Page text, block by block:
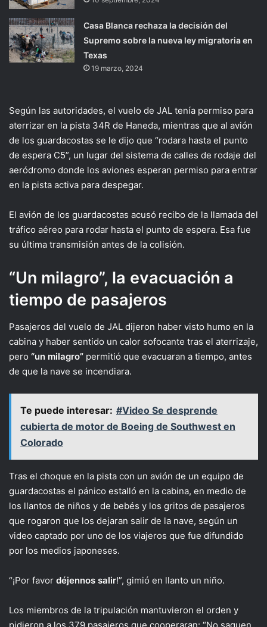
Casa Blanca rechaza la decisión del
Supremo sobre la nueva ley migratoria en
Texas
19 marzo, 2024
Según las autoridades, el vuelo de JAL tenía permiso para
aterrizar en la pista 34R de Haneda, mientras que al avión
de los guardacostas se le dijo que “rodara hasta el punto
de espera C5”, un lugar del sistema de calles de rodaje del
aeródromo donde los aviones esperan permiso para entrar
en la pista activa para despegar.
El avión de los guardacostas acusó recibo de la llamada del
tráfico aéreo para rodar hasta el punto de espera. Esa fue
su última transmisión antes de la colisión.
“Un milagro”, la evacuación a
tiempo de pasajeros
Pasajeros del vuelo de JAL dijeron haber visto humo en la
cabina y haber sentido un calor sofocante tras el aterrizaje,
pero “un milagro” permitió que evacuaran a tiempo, antes
de que la nave se incendiara.
Te puede interesar: #Video Se desprende
cubierta de motor de Boeing de Southwest en
Colorado
Tras el choque en la pista con un avión de un equipo de
guardacostas el pánico estalló en la cabina, en medio de
los llantos de niños y de bebés y los gritos de pasajeros
que rogaron que los dejaran salir de la nave, según un
video captado por uno de los viajeros que fue difundido
por los medios japoneses.
“¡Por favor déjennos salir!”, gimió en llanto un niño.
Los miembros de la tripulación mantuvieron el orden y
pidieron a los 379 pasajeros que cooperaran: “No saquen